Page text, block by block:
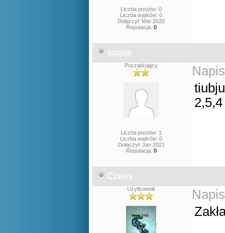
Liczba postów: 0
Liczba wątków: 0
Dołączył: Mar 2020
Reputacja: 0
tiubjub
Początkujący
Liczba postów: 1
Liczba wątków: 0
Dołączył: Jan 2021
Reputacja: 0
2,5,4
Czesia
Użytkownik